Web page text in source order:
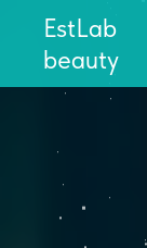
EstLab
beauty